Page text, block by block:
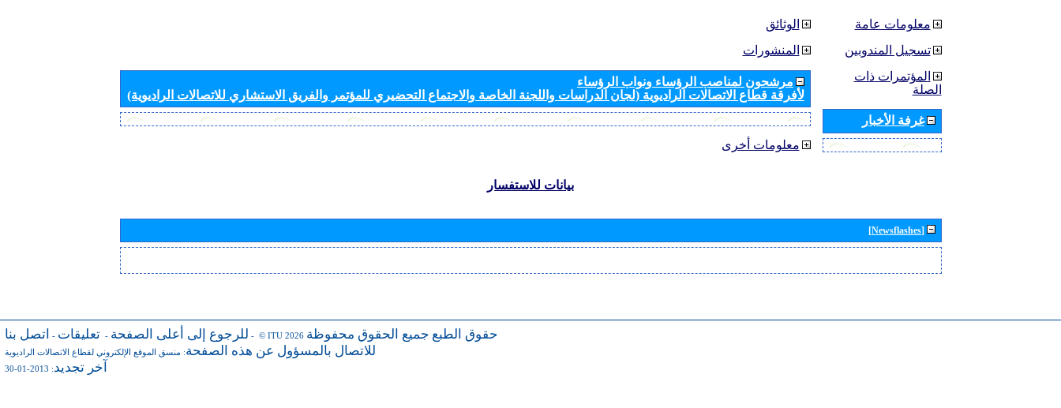
الوثائق
المنشورات
مرشحون لمناصب الرؤساء ونواب الرؤساء
لأفرقة قطاع الاتصالات الراديوية (لجان الدراسات واللجنة الخاصة والاجتماع التحضيري للمؤتمر والفريق الاستشاري للاتصالات الراديوية)
معلومات أخرى
معلومات عامة
تسجيل المندوبين
المؤتمرات ذات
الصلة
غرفة الأخبار
بيانات للاستفسار
[Newsflashes]
للرجوع إلى أعلى الصفحة - تعليقات - اتصل بنا - © ITU 2026 حقوق الطبع جميع الحقوق محفوظة
للاتصال بالمسؤول عن هذه الصفحة: منسق الموقع الإلكتروني لقطاع الاتصالات الراديوية
آخر تجديد: 2013-01-30